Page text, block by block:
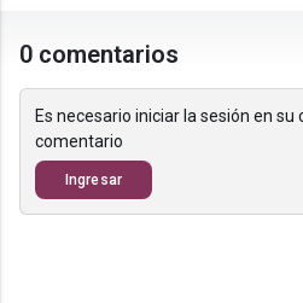
0 comentarios
Es necesario iniciar la sesión en
comentario
Ingresar